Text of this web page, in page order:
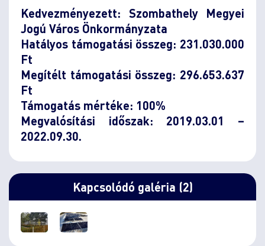
Kedvezményezett: Szombathely Megyei
Jogú Város Önkormányzata
Hatályos támogatási összeg: 231.030.000
Ft
Megítélt támogatási összeg: 296.653.637
Ft
Támogatás mértéke: 100%
Megvalósítási időszak: 2019.03.01 –
2022.09.30.
Kapcsolódó galéria (2)